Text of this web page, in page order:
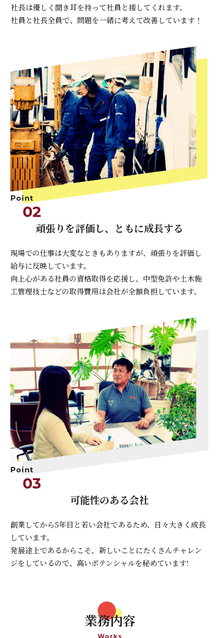
社長は優しく聞き耳を持って社員と接してくれます。
社員と社長全員で、問題を一緒に考えて改善しています！
Point
02
頑張りを評価し、ともに成長する
現場での仕事は大変なときもありますが、頑張りを評価し
給与に反映しています。
向上心がある社員の資格取得を応援し、中型免許や土木施
工管理技士などの取得費用は会社が全額負担しています。
Point
03
可能性のある会社
創業してから5年目と若い会社であるため、日々大きく成長
しています。
発展途上であるからこそ、新しいことにたくさんチャレン
ジをしているので、高いポテンシャルを秘めています!
業務内容
Works